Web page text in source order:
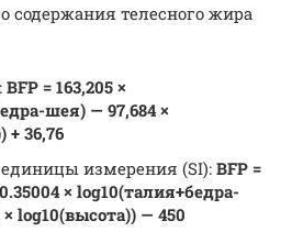
содержания телесного жира
BFP = 163,205 ×
шея) — 97,684 ×
+ 36,76
измерения (SI): BFP =
× log10(талия+бедра-
log10(высота)) — 450